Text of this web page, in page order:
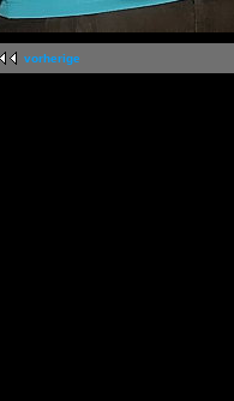
vorherige